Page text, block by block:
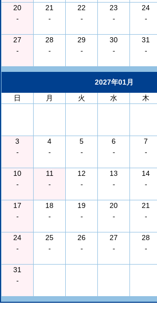
20
-
21
-
22
-
23
-
24
-
27
-
28
-
29
-
30
-
31
-
2027年01月
日
月 火 水 木
3
-
4
-
5
-
6
-
7
-
10
-
11
-
12
-
13
-
14
-
17
-
18
-
19
-
20
-
21
-
24
-
25
-
26
-
27
-
28
-
31
-